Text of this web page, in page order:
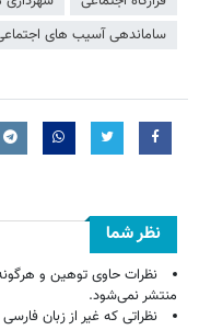
ساماندهی آسیب های
نظر شما
نظرات حاوی توهین و
منتشر نمی‌شود.
نظراتی که غیر از زبان